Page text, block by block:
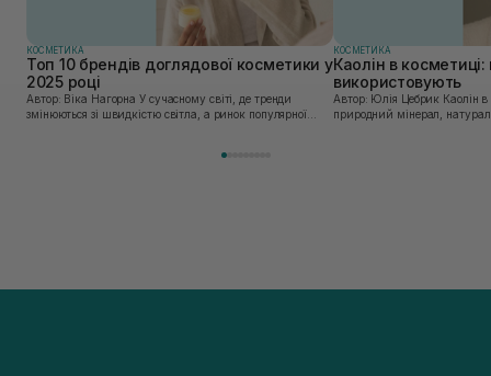
КОСМЕТИКА
Топ 10 брендів доглядової косметики у
2025 році
Автор: Віка Нагорна У сучасному світі, де тренди
змінюються зі швидкістю світла, а ринок популярної
КОСМЕТИКА
Каолін в
використовують
Автор: Юлія Цебрик Каолін в косметології – це
природний мінерал,